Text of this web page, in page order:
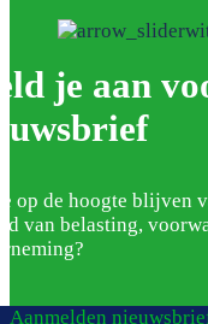
je aan
op de hoogte blijven
van belasting,
Aanmelden